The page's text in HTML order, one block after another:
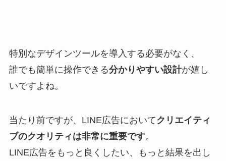
特別なデザインツールを導入する必要がなく、
誰でも簡単に操作できる分かりやすい設計が嬉し
いですよね。
当たり前ですが、LINE広告においてクリエイティ
ブのクオリティは非常に重要です。
LINE広告をもっと良くしたい、もっと結果を出し